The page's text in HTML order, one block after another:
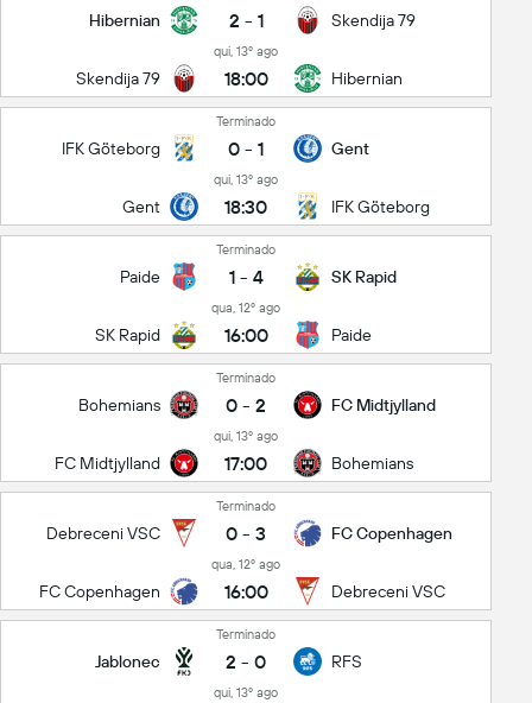
Hibernian 2 - 1 Skendija 79
Skendija 79
qui, 13º ago
18:00 Hibernian
IFK Göteborg
Terminado
0 - 1 Gent
Gent
qui, 13º ago
18:30 IFK Göteborg
Paide
Terminado
1 - 4 SK Rapid
SK Rapid
qua, 12º ago
16:00 Paide
Bohemians
Terminado
0 - 2 FC Midtjylland
FC Midtjylland
qui, 13º ago
17:00 Bohemians
Debreceni VSC
Terminado
0 - 3 FC Copenhagen
FC Copenhagen
qua, 12º ago
16:00 Debreceni VSC
Jablonec
Terminado
2 - 0 RFS
qui, 13º ago